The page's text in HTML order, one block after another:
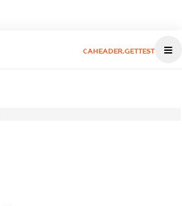
CAHEADER.GETTEST